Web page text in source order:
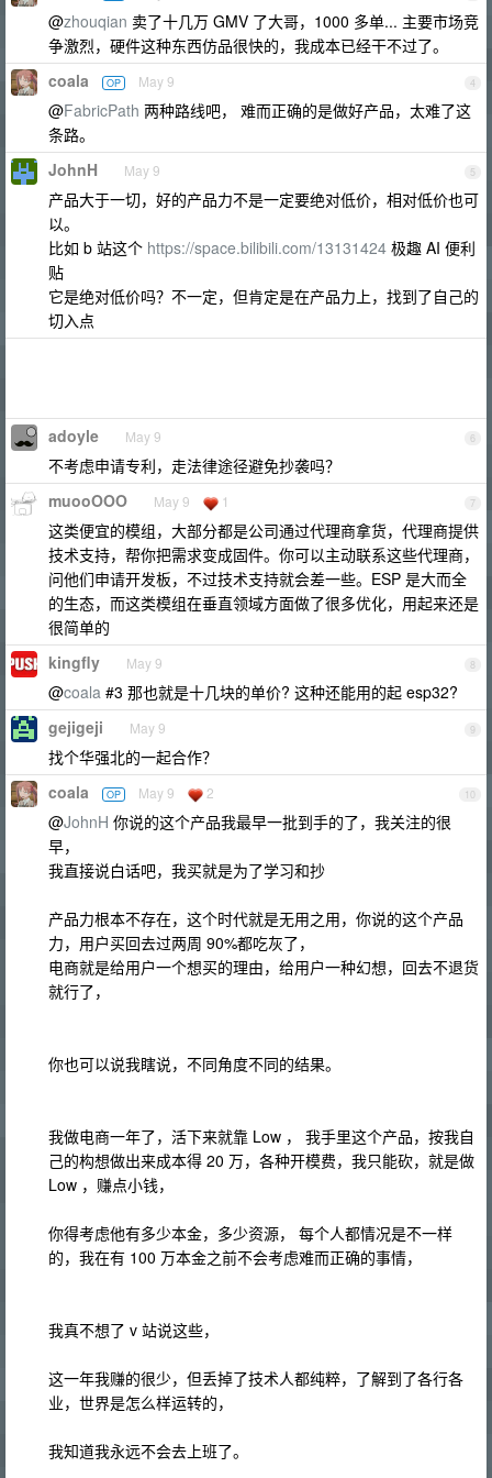
@zhouqian 卖了十几万 GMV 了大哥，1000 多单... 主要市场竞
争激烈，硬件这种东西仿品很快的，我成本已经干不过了。
4
coala OP May 9
@FabricPath 两种路线吧， 难而正确的是做好产品，太难了这
条路。
5
JohnH May 9
产品大于一切，好的产品力不是一定要绝对低价，相对低价也可
以。
比如 b 站这个 https://space.bilibili.com/13131424 极趣 AI 便利
贴
它是绝对低价吗？不一定，但肯定是在产品力上，找到了自己的
切入点
6
adoyle May 9
不考虑申请专利，走法律途径避免抄袭吗？
7
muooOOO May 9 1
这类便宜的模组，大部分都是公司通过代理商拿货，代理商提供
技术支持，帮你把需求变成固件。你可以主动联系这些代理商，
问他们申请开发板，不过技术支持就会差一些。ESP 是大而全
的生态，而这类模组在垂直领域方面做了很多优化，用起来还是
很简单的
8
kingfly May 9
@coala #3 那也就是十几块的单价? 这种还能用的起 esp32?
9
gejigeji May 9
找个华强北的一起合作？
10
coala OP May 9 2
@JohnH 你说的这个产品我最早一批到手的了，我关注的很
早，
我直接说白话吧，我买就是为了学习和抄
产品力根本不存在，这个时代就是无用之用，你说的这个产品
力，用户买回去过两周 90%都吃灰了，
电商就是给用户一个想买的理由，给用户一种幻想，回去不退货
就行了，
你也可以说我瞎说，不同角度不同的结果。
我做电商一年了，活下来就靠 Low ， 我手里这个产品，按我自
己的构想做出来成本得 20 万，各种开模费，我只能砍，就是做
Low ，赚点小钱，
你得考虑他有多少本金，多少资源， 每个人都情况是不一样
的，我在有 100 万本金之前不会考虑难而正确的事情，
我真不想了 v 站说这些，
这一年我赚的很少，但丢掉了技术人都纯粹，了解到了各行各
业，世界是怎么样运转的，
我知道我永远不会去上班了。